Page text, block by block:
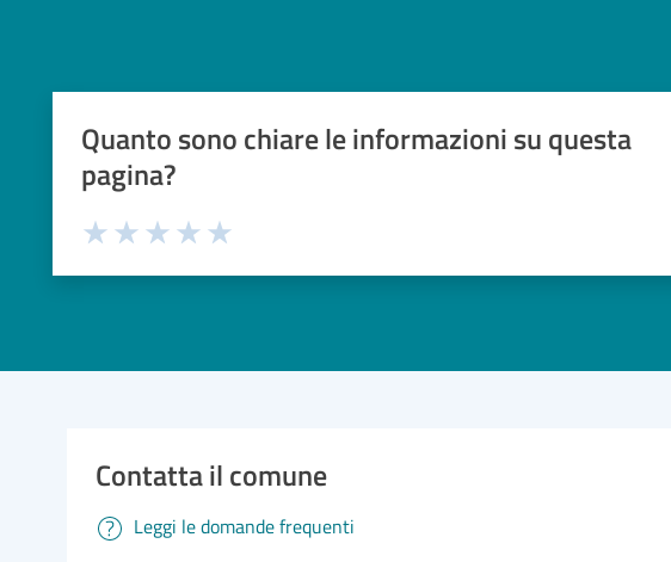
Quanto sono chiare le informazioni su questa
pagina?
Contatta il comune
Leggi le domande frequenti